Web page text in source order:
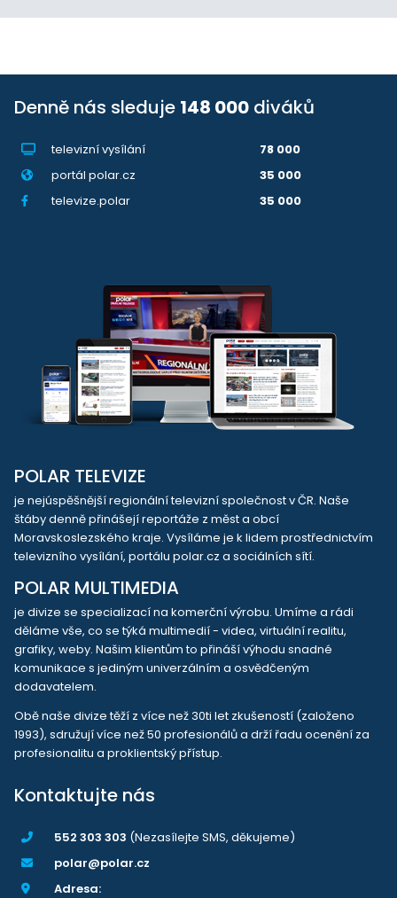
Denně nás sleduje 148 000 diváků
televizní vysílání
78 000
portál polar.cz
35 000
televize.polar
35 000
POLAR TELEVIZE
je nejúspěšnější regionální televizní společnost v ČR. Naše
štáby denně přinášejí reportáže z měst a obcí
Moravskoslezského kraje. Vysíláme je k lidem prostřednictvím
televizního vysílání, portálu polar.cz a sociálních sítí.
POLAR MULTIMEDIA
je divize se specializací na komerční výrobu. Umíme a rádi
děláme vše, co se týká multimedií - videa, virtuální realitu,
grafiky, weby. Našim klientům to přináší výhodu snadné
komunikace s jediným univerzálním a osvědčeným
dodavatelem.
Obě naše divize těží z více než 30ti let zkušeností (založeno
1993), sdružují více než 50 profesionálů a drží řadu ocenění za
profesionalitu a proklientský přístup.
Kontaktujte nás
552 303 303 (Nezasílejte SMS, děkujeme)
polar@polar.cz
Adresa: